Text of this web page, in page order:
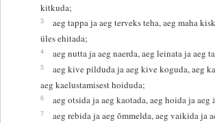
kitkuda;
3
aeg tappa ja aeg terveks teha, aeg maha
üles ehitada;
4 aeg nutta ja aeg naerda, aeg leinata ja aeg
5
aeg kive pilduda ja aeg kive koguda, aeg
aeg kaelustamisest hoiduda;
6 aeg otsida ja aeg kaotada, aeg hoida ja aeg
7 aeg rebida ja aeg õmmelda, aeg vaikida ja